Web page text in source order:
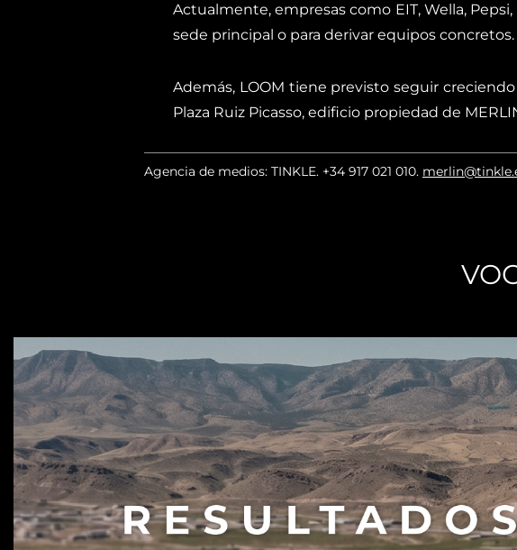
Actualmente, empresas como EIT, Wella,
sede principal o para derivar equipos concretos.
Además, LOOM tiene previsto seguir
Plaza Ruiz Picasso, edificio propiedad de
Agencia de medios: TINKLE. +34 917 021 010.